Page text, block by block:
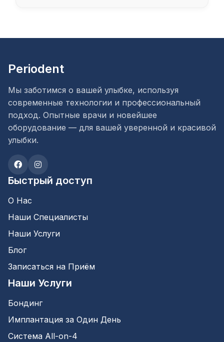
Periodent
Мы заботимся о вашей улыбке, используя
современные технологии и профессиональный
подход. Опытные врачи и новейшее
оборудование — для вашей уверенной и красивой
улыбки.
Быстрый доступ
О Нас
Наши Специалисты
Наши Услуги
Блог
Записаться на Приём
Наши Услуги
Бондинг
Имплантация за Один День
Система All-on-4